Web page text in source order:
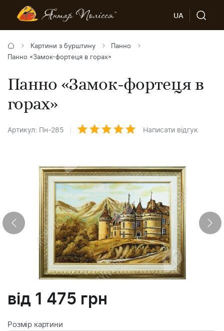
UA
Картини з бурштину
Панно
Панно «Замок-фортеця в горах»
Панно «Замок-фортеця в
горах»
Артикул: Пн-285 Написати відгук
від 1 475 грн
Розмір картини